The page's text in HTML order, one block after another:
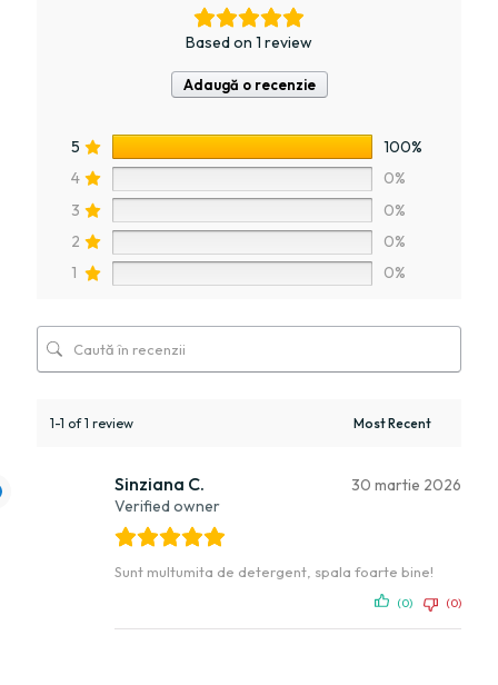
Based on 1 review
Adaugă o recenzie
5
100%
4
0%
3
0%
2
0%
1
0%
1-1 of 1 review
Sinziana C.
Verified owner
30 martie 2026
Sunt multumita de detergent, spala foarte bine!
(0) (0)